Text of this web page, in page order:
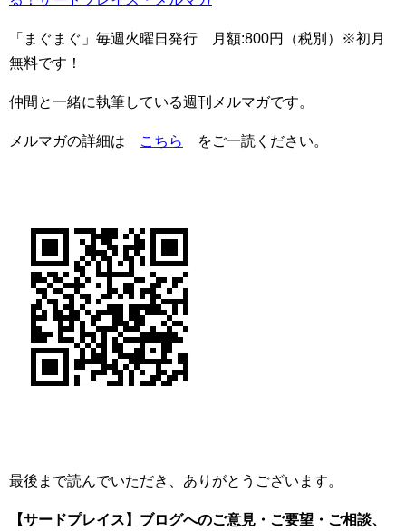
「まぐまぐ」毎週火曜日発行 月額:800円（税別）※初月
無料です！
仲間と一緒に執筆している週刊メルマガです。
メルマガの詳細は こちら をご一読ください。
最後まで読んでいただき、ありがとうございます。
【サードプレイス】ブログへのご意見・ご要望・ご相談、